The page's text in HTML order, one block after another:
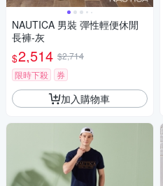
NAUTICA 男裝 彈性輕便休閒
長褲-灰
$2,514 $2,714
限時下殺
券
加入購物車